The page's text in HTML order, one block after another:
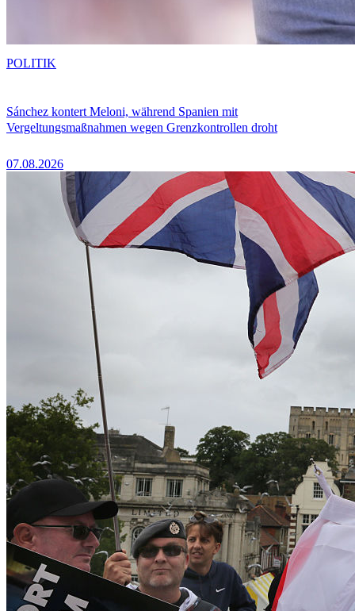
Sánchez kontert Meloni, während Spanien mit
Vergeltungsmaßnahmen wegen Grenzkontrollen droht
07.08.2026
POLITIK